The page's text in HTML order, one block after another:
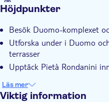
E-biljett i mobilen gäller
Omedelbar bekräftelse
Snabbkö
Small group
Höjdpunkter
Besök Duomo-komplexet
Utforska under i Duomo
terrasser
Upptäck Pietà Rondanini
Läs mer
Viktig information